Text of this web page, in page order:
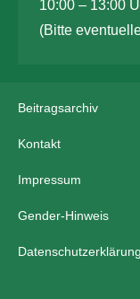
10:00 – 13:00
(Bitte
Beitragsarchiv
Kontakt
Impressum
Gender-Hinweis
Datenschutzerklärung